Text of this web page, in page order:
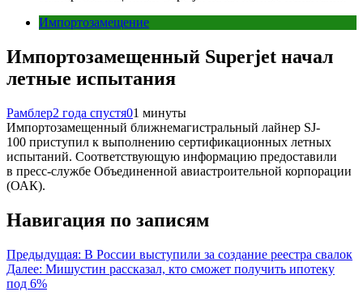
Импортозамещение
Импортозамещенный Superjet начал
летные испытания
Рамблер2 года спустя01 минуты
Импортозамещенный ближнемагистральный лайнер SJ-
100 приступил к выполнению сертификационных летных
испытаний. Соответствующую информацию предоставили
в пресс-службе Объединенной авиастроительной корпорации
(ОАК).
Навигация по записям
Предыдущая: В России выступили за создание реестра свалок
Далее: Мишустин рассказал, кто сможет получить ипотеку
под 6%